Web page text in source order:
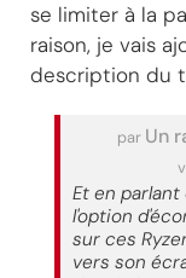
se limiter à la
raison, je vais
description du
par Un
Et en parlant
l'option
sur ces
vers son